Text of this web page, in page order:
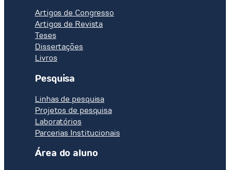
Artigos de Congresso
Artigos de Revista
Teses
Dissertações
Livros
Pesquisa
Linhas de pesquisa
Projetos de pesquisa
Laboratórios
Parcerias Institucionais
Área do aluno